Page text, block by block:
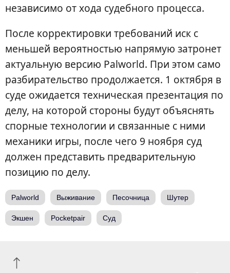
независимо от хода судебного процесса.
После корректировки требований иск с
меньшей вероятностью напрямую затронет
актуальную версию Palworld. При этом само
разбирательство продолжается. 1 октября в
суде ожидается техническая презентация по
делу, на которой стороны будут объяснять
спорные технологии и связанные с ними
механики игры, после чего 9 ноября суд
должен представить предварительную
позицию по делу.
Palworld Выживание Песочница Шутер
Экшен Pocketpair Суд